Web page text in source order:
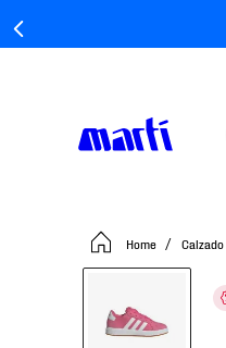
Calzado
tenis mujer